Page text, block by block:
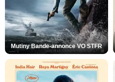
Mutiny Bande-annonce VO STFR